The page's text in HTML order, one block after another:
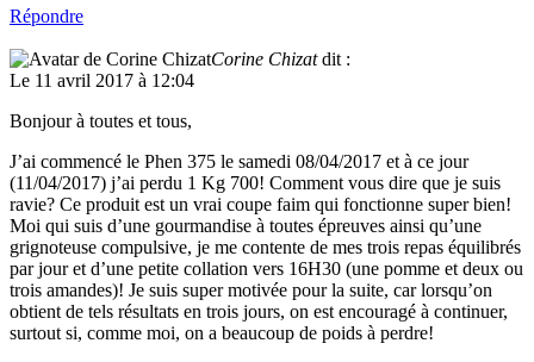
Répondre
Corine Chizat dit :
Le 11 avril 2017 à 12:04
Bonjour à toutes et tous,
J’ai commencé le Phen 375 le samedi 08/04/2017 et à ce jour
(11/04/2017) j’ai perdu 1 Kg 700! Comment vous dire que je suis
ravie? Ce produit est un vrai coupe faim qui fonctionne super bien!
Moi qui suis d’une gourmandise à toutes épreuves ainsi qu’une
grignoteuse compulsive, je me contente de mes trois repas équilibrés
par jour et d’une petite collation vers 16H30 (une pomme et deux ou
trois amandes)! Je suis super motivée pour la suite, car lorsqu’on
obtient de tels résultats en trois jours, on est encouragé à continuer,
surtout si, comme moi, on a beaucoup de poids à perdre!